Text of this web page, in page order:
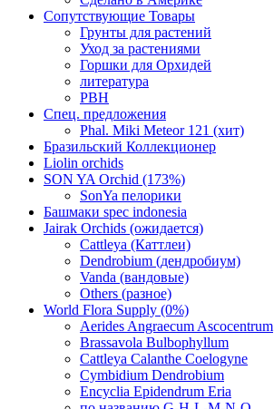
Сопутствующие Товары
Грунты для растений
Уход за растениями
Горшки для Орхидей
литература
РВН
Спец. предложения
Phal. Miki Meteor 121 (хит)
Бразильский Коллекционер
Liolin orchids
SON YA Orchid (173%)
SonYa пелорики
Башмаки spec indonesia
Jairak Orchids (ожидается)
Cattleya (Каттлеи)
Dendrobium (дендробиум)
Vanda (вандовые)
Others (разное)
World Flora Supply (0%)
Aerides Angraecum Ascocentrum
Brassavola Bulbophyllum
Cattleya Calanthe Coelogyne
Cymbidium Dendrobium
Encyclia Epidendrum Eria